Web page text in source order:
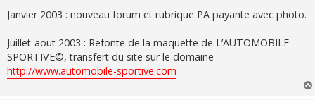
Janvier 2003 : nouveau forum et rubrique PA payante avec photo.
Juillet-aout 2003 : Refonte de la maquette de L’AUTOMOBILE
SPORTIVE©, transfert du site sur le domaine
http://www.automobile-sportive.com